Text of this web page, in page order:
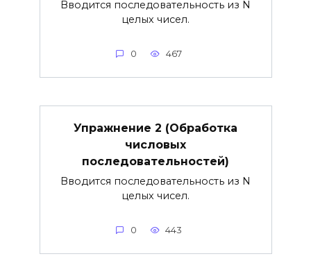
Вводится последовательность из N
целых чисел.
0 467
Упражнение 2 (Обработка
числовых
последовательностей)
Вводится последовательность из N
целых чисел.
0 443